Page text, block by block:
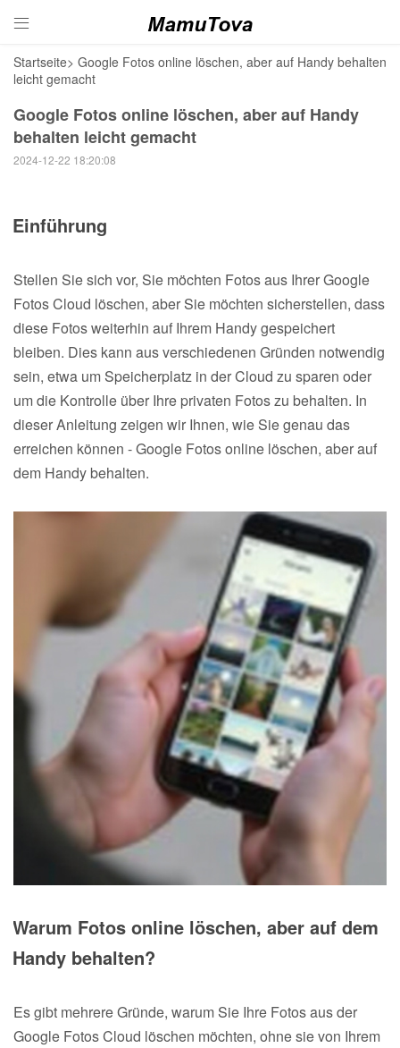

Startseite> Google Fotos online löschen, aber auf Handy behalten
leicht gemacht
Google Fotos online löschen, aber auf Handy
behalten leicht gemacht
2024-12-22 18:20:08
Einführung
Stellen Sie sich vor, Sie möchten Fotos aus Ihrer Google
Fotos Cloud löschen, aber Sie möchten sicherstellen, dass
diese Fotos weiterhin auf Ihrem Handy gespeichert
bleiben. Dies kann aus verschiedenen Gründen notwendig
sein, etwa um Speicherplatz in der Cloud zu sparen oder
um die Kontrolle über Ihre privaten Fotos zu behalten. In
dieser Anleitung zeigen wir Ihnen, wie Sie genau das
erreichen können - Google Fotos online löschen, aber auf
dem Handy behalten.
Warum Fotos online löschen, aber auf dem
Handy behalten?
Es gibt mehrere Gründe, warum Sie Ihre Fotos aus der
Google Fotos Cloud löschen möchten, ohne sie von Ihrem